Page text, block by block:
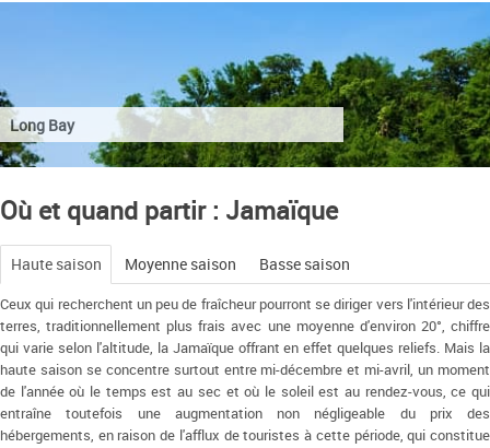
Long Bay
Où et quand partir : Jamaïque
Haute saison Moyenne saison Basse saison
Ceux qui recherchent un peu de fraîcheur pourront se diriger vers l'intérieur des
terres, traditionnellement plus frais avec une moyenne d'environ 20°, chiffre
qui varie selon l'altitude, la Jamaïque offrant en effet quelques reliefs. Mais la
haute saison se concentre surtout entre mi-décembre et mi-avril, un moment
de l'année où le temps est au sec et où le soleil est au rendez-vous, ce qui
entraîne toutefois une augmentation non négligeable du prix des
hébergements, en raison de l'afflux de touristes à cette période, qui constitue